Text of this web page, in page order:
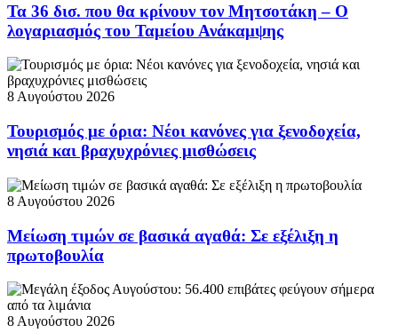
Τα 36 δισ. που θα κρίνουν τον Μητσοτάκη – Ο
λογαριασμός του Ταμείου Ανάκαμψης
8 Αυγούστου 2026
Τουρισμός με όρια: Νέοι κανόνες για ξενοδοχεία,
νησιά και βραχυχρόνιες μισθώσεις
8 Αυγούστου 2026
Μείωση τιμών σε βασικά αγαθά: Σε εξέλιξη η
πρωτοβουλία
8 Αυγούστου 2026